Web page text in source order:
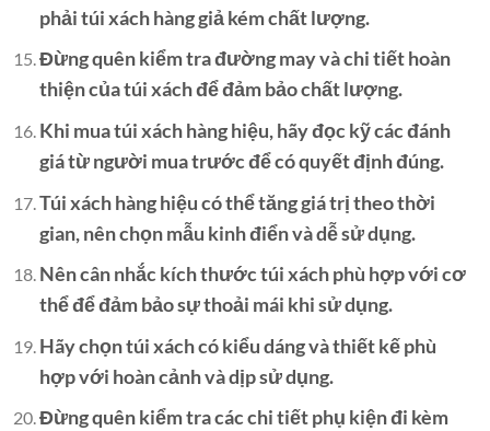
phải túi xách hàng giả kém chất lượng.
Đừng quên kiểm tra đường may và chi tiết hoàn
thiện của túi xách để đảm bảo chất lượng.
Khi mua túi xách hàng hiệu, hãy đọc kỹ các đánh
giá từ người mua trước để có quyết định đúng.
Túi xách hàng hiệu có thể tăng giá trị theo thời
gian, nên chọn mẫu kinh điển và dễ sử dụng.
Nên cân nhắc kích thước túi xách phù hợp với cơ
thể để đảm bảo sự thoải mái khi sử dụng.
Hãy chọn túi xách có kiểu dáng và thiết kế phù
hợp với hoàn cảnh và dịp sử dụng.
Đừng quên kiểm tra các chi tiết phụ kiện đi kèm